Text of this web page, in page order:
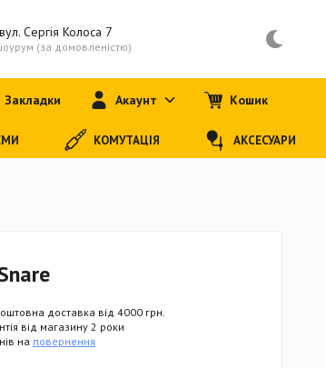
доставка від 4000 грн.
від магазину 2 роки
на повернення
Сергія Колоса 7
(за домовленістю)
Закладки Акаунт Кошик
КОМУТАЦІЯ АКСЕСУАРИ